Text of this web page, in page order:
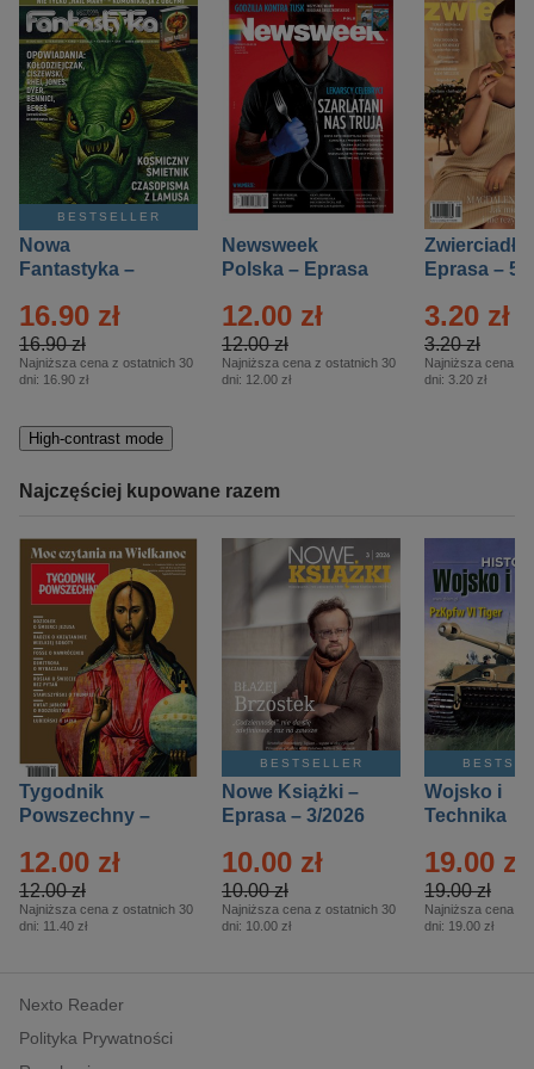
BESTSELLER
Nowa
Fantastyka –
16.90 zł
16.90 zł
Najniższa cena z ostatnich 30
dni: 16.90 zł
Newsweek
Polska – Eprasa
12.00 zł
12.00 zł
Najniższa cena z ostatnich 30
dni: 12.00 zł
Zwierciadło
Eprasa – 5/
3.20 zł
3.20 zł
Najniższa cena z
dni: 3.20 zł
High-contrast mode
Najczęściej kupowane razem
Tygodnik
Powszechny –
12.00 zł
12.00 zł
Najniższa cena z ostatnich 30
dni: 11.40 zł
BESTSELLER
Nowe Książki –
Eprasa – 3/2026
10.00 zł
10.00 zł
Najniższa cena z ostatnich 30
dni: 10.00 zł
Wojsko i
Technika
– 2/2026
19.00 zł
19.00 zł
Najniższa cena z
dni: 19.00 zł
Nexto Reader
Polityka Prywatności